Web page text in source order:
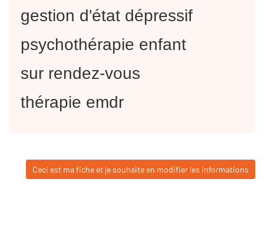
gestion d'état dépressif
psychothérapie enfant
sur rendez-vous
thérapie emdr
Ceci est ma fiche et je souhaite en modifier les informations